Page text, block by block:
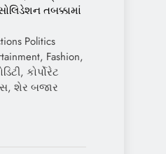
તબક્કામાં
Politics
Fashion,
કોર્પોરેટ
શેર બજાર